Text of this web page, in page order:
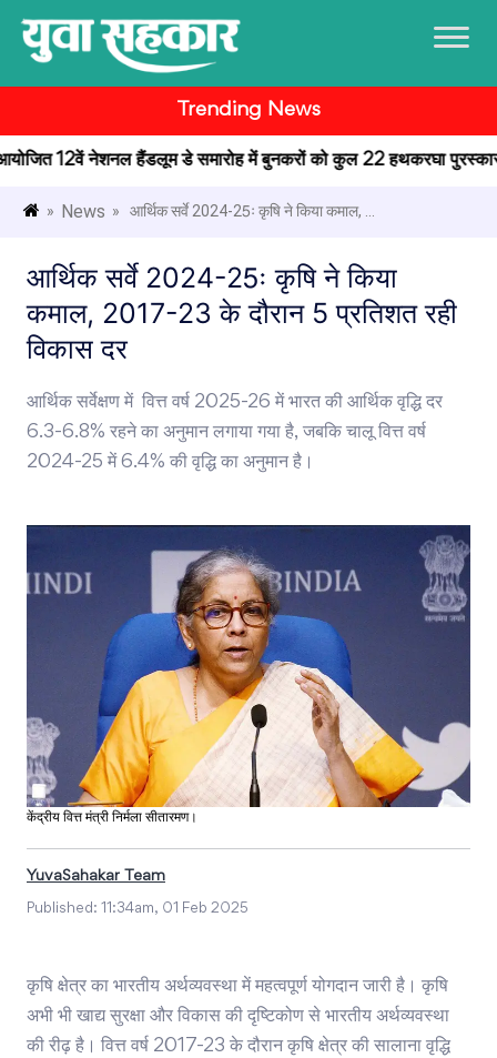
Trending News
12वें नेशनल हैंडलूम डे समारोह में बुनकरों को कुल 22 हथकरघा पुरस्कार
» News » आर्थिक सर्वे 2024-25ः कृषि ने किया कमाल, ...
आर्थिक सर्वे 2024-25ः कृषि ने किया
कमाल, 2017-23 के दौरान 5 प्रतिशत रही
विकास दर
आर्थिक सर्वेक्षण में वित्त वर्ष 2025-26 में भारत की आर्थिक वृद्धि दर
6.3-6.8% रहने का अनुमान लगाया गया है, जबकि चालू वित्त वर्ष
2024-25 में 6.4% की वृद्धि का अनुमान है।
केंद्रीय वित्त मंत्री निर्मला सीतारमण।
YuvaSahakar Team
Published: 11:34am, 01 Feb 2025
कृषि क्षेत्र का भारतीय अर्थव्यवस्था में महत्वपूर्ण योगदान जारी है। कृषि
अभी भी खाद्य सुरक्षा और विकास की दृष्टिकोण से भारतीय अर्थव्यवस्था
की रीढ़ है। वित्त वर्ष 2017-23 के दौरान कृषि क्षेत्र की सालाना वृद्धि